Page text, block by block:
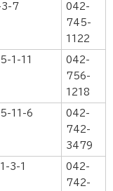
3-7
042-
745-
1122
5-1-11
042-
756-
1218
5-11-6
042-
742-
3479
3-1
042-
742-